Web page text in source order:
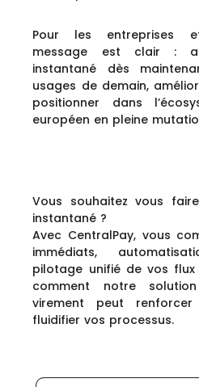
Pour les entreprises
message est clair :
instantané dès
usages de demain,
positionner dans
européen en pleine
Vous souhaitez vous
instantané ?
Avec CentralPay, vous
immédiats,
pilotage unifié de vos flux
comment notre
virement peut
fluidifier vos processus.